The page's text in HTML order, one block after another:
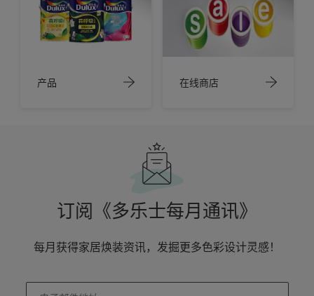
产品 在线商店
订阅《多乐士每月通讯》
每月获得家居焕装资讯，发掘更多色彩设计灵感！